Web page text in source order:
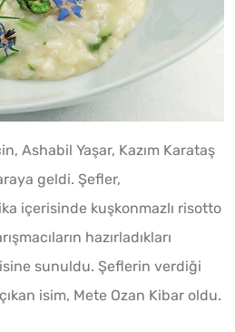
Ashabil Yaşar, Kazım Karataş
geldi. Şefler,
içerisinde kuşkonmazlı risotto
hazırladıkları
sunuldu. Şeflerin verdiği
isim, Mete Ozan Kibar oldu.